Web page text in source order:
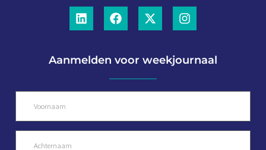
Aanmelden voor weekjournaal